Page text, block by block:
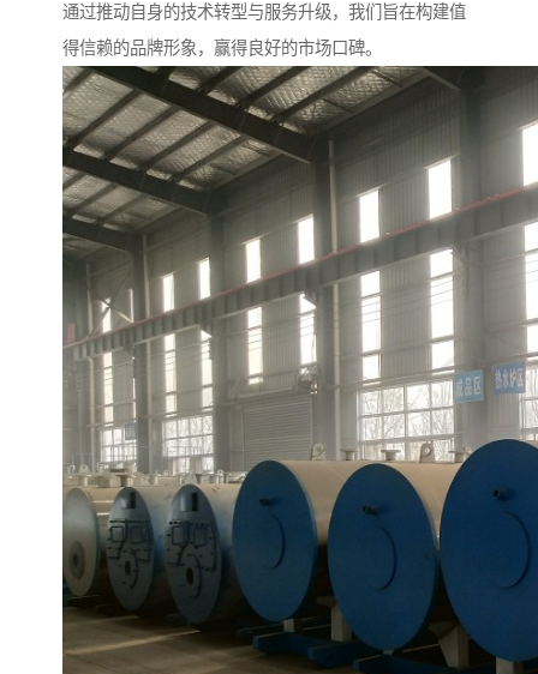
通过推动自身的技术转型与服务升级，我们旨在构建值
得信赖的品牌形象，赢得良好的市场口碑。